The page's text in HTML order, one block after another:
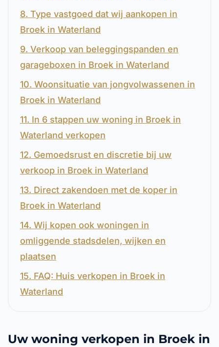
8. Type vastgoed dat wij aankopen in
Broek in Waterland
9. Verkoop van beleggingspanden en
garageboxen in Broek in Waterland
10. Woonsituatie van jongvolwassenen in
Broek in Waterland
11. In 6 stappen uw woning in Broek in
Waterland verkopen
12. Gemoedsrust en discretie bij uw
verkoop in Broek in Waterland
13. Direct zakendoen met de koper in
Broek in Waterland
14. Wij kopen ook woningen in
omliggende stadsdelen, wijken en
plaatsen
15. FAQ: Huis verkopen in Broek in
Waterland
Uw woning verkopen in Broek in